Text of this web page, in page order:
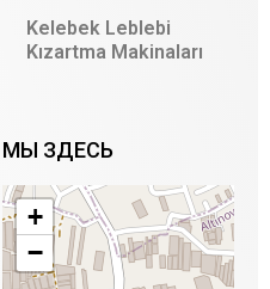
Kelebek Leblebi
Kızartma Makinaları
МЫ ЗДЕСЬ
+
−